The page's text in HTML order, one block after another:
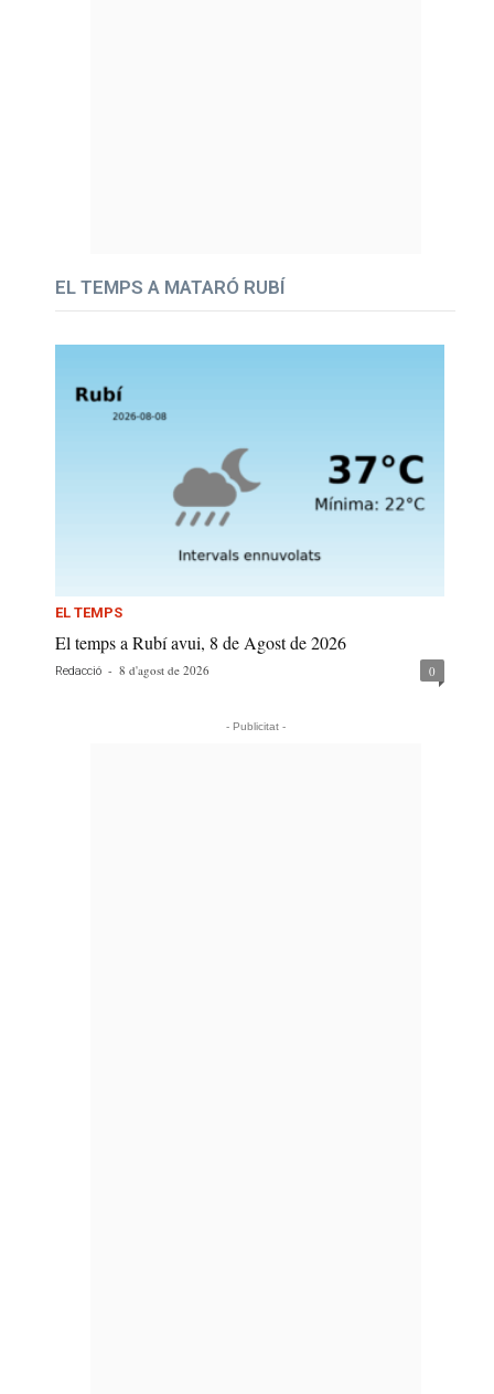
EL TEMPS A MATARÓ RUBÍ
EL TEMPS
El temps a Rubí avui, 8 de Agost de 2026
Redacció - 8 d'agost de 2026 0
- Publicitat -